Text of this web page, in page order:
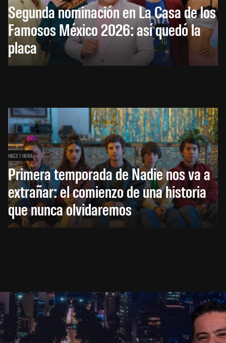
Segunda nominación en La Casa de los
Famosos México 2026: así quedó la
placa
HACE 1 HORA
Primera temporada de Nadie nos va a
extrañar: el comienzo de una historia
que nunca olvidaremos